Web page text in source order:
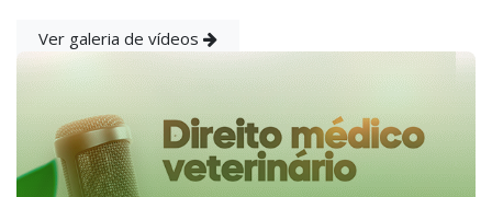
Ver galeria de vídeos